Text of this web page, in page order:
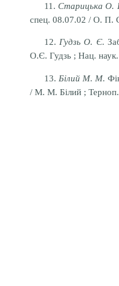
11.Старицька О.
спец. 08.07.02 / О. П.
12.Гудзь О. Є.
О.Є. Гудзь ; Нац.
13. Білий М. М.
/ М. М. Білий ; Терноп.